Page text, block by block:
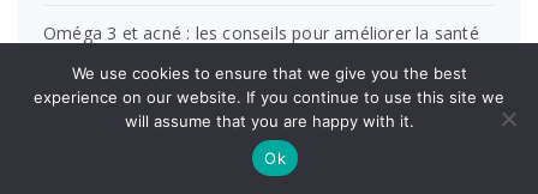
Oméga 3 et acné : les conseils pour améliorer la santé
Logo Dax : l’histoire derrière l’emblème de la ville
Location pompe a biere : ce qu’il faut savoir avant de
We use cookies to ensure that we give you the best
experience on our website. If you continue to use this site we
will assume that you are happy with it.
Ok